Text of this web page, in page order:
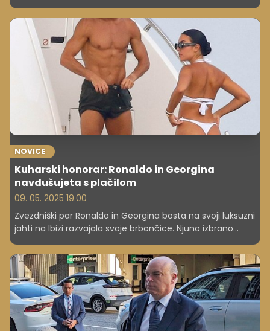
NOVICE
Kuharski honorar: Ronaldo in Georgina
navdušujeta s plačilom
09. 05. 2025 19.00
Zvezdniški par Ronaldo in Georgina bosta na svoji luksuzni
jahti na Ibizi razvajala svoje brbončice. Njuno izbrano
gurmanskih dobrot, za kar bo prejela milijon evrov
honorarja. Visoke zahteve vključujejo pripravo obrokov
kadarkoli v dnevu, kar obljublja nepozabno izkušnjo.